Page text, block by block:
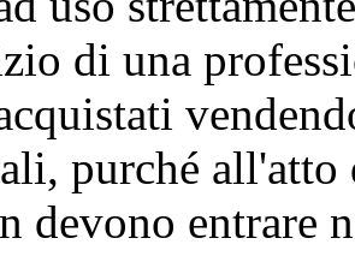
di una
purché
devono entrare